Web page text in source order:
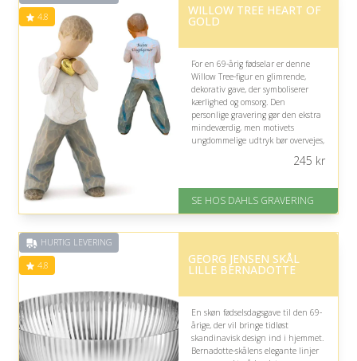
4.8 WILLOW TREE HEART OF
GOLD
For en 69-årig fødselar er denne
Willow Tree-figur en glimrende,
dekorativ gave, der symboliserer
kærlighed og omsorg. Den
personlige gravering gør den ekstra
mindeværdig, men motivets
ungdommelige udtryk bør overvejes,
På lager
Levering: 2-3 dage
på 4.8 ud af 5
245 kr
SE HOS DAHLS GRAVERING
HURTIG LEVERING
4.8 GEORG JENSEN SKÅL
LILLE BERNADOTTE
En skøn fødselsdagsgave til den 69-
årige, der vil bringe tidløst
skandinavisk design ind i hjemmet.
Bernadotte-skålens elegante linjer